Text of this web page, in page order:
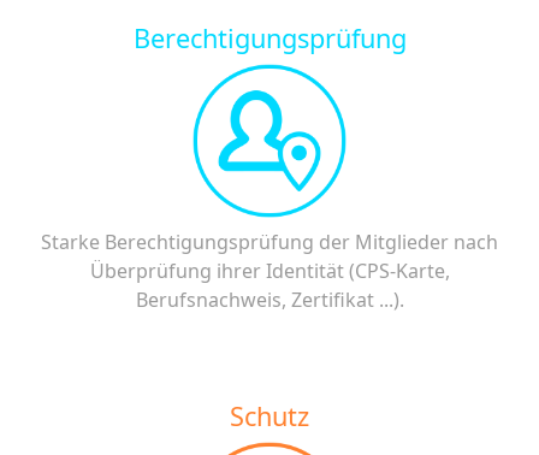
Berechtigungsprüfung
Starke Berechtigungsprüfung der Mitglieder nach
Überprüfung ihrer Identität (CPS-Karte,
Berufsnachweis, Zertifikat ...).
Schutz